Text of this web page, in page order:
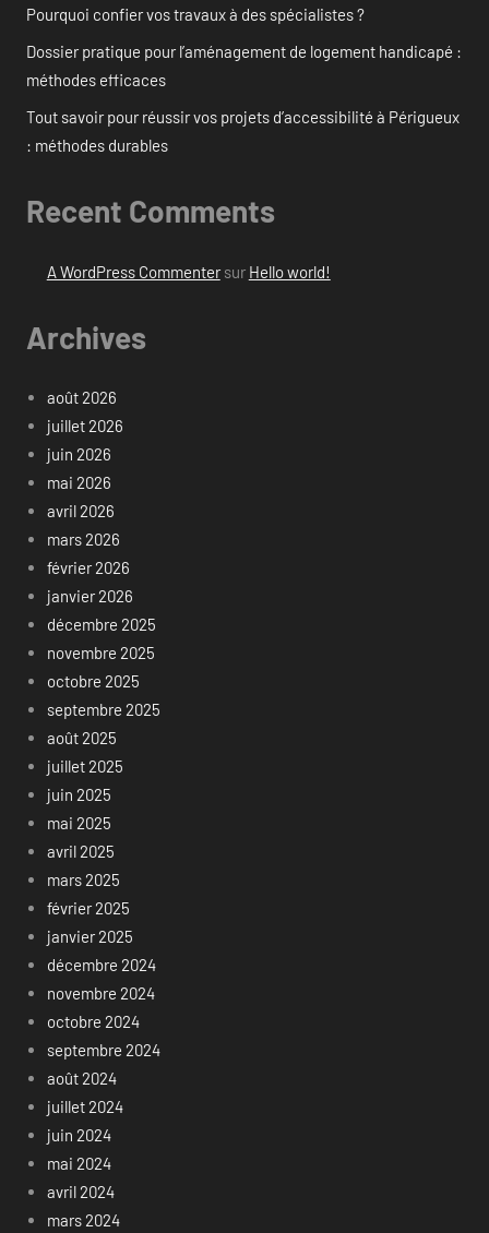
Pourquoi confier vos travaux à des spécialistes ?
Dossier pratique pour l’aménagement de logement handicapé :
méthodes efficaces
Tout savoir pour réussir vos projets d’accessibilité à Périgueux
: méthodes durables
Recent Comments
A WordPress Commentersur Hello world!
Archives
août 2026
juillet 2026
juin 2026
mai 2026
avril 2026
mars 2026
février 2026
janvier 2026
décembre 2025
novembre 2025
octobre 2025
septembre 2025
août 2025
juillet 2025
juin 2025
mai 2025
avril 2025
mars 2025
février 2025
janvier 2025
décembre 2024
novembre 2024
octobre 2024
septembre 2024
août 2024
juillet 2024
juin 2024
mai 2024
avril 2024
mars 2024